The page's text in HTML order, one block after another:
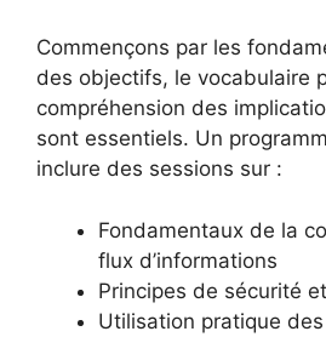
Commençons par les
des objectifs, le vocabulaire
compréhension des
sont essentiels. Un
inclure des sessions sur :
Fondamentaux de la
flux d’informations
Principes de sécurité
Utilisation pratique